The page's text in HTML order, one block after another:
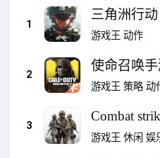
1
三角洲行动
游戏王 动作
2
使命召唤
游戏王 策略 动
3
Combat
狙击枪射
游戏王 休闲 娱